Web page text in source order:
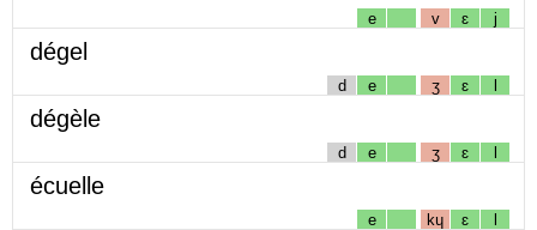
e v ɛ j
dégel
d e ʒ ɛ l
dégèle
d e ʒ ɛ l
écuelle
e kɥ ɛ l